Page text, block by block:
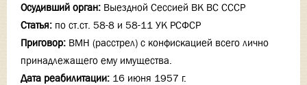
Осудивший орган: Выездной Сессией ВК ВС СССР
Статья: по ст.ст. 58-8 и 58-11 УК РСФСР
Приговор: ВМН (расстрел) с конфискацией всего лично
принадлежащего ему имущества.
Дата реабилитации: 16 июня 1957 г.